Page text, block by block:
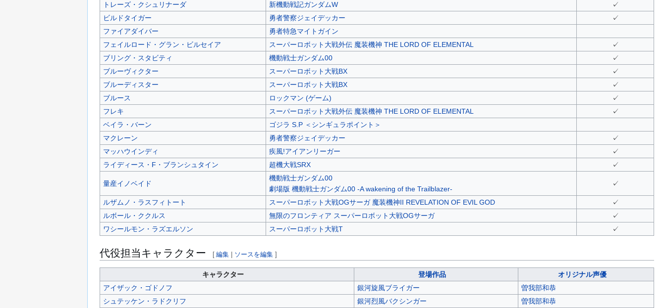
トレーズ・クシュリナーダ
新機動戦記ガンダムW
✓
ビルドタイガー
勇者警察ジェイデッカー
✓
ファイアダイバー
勇者特急マイトガイン
フェイルロード・グラン・ビルセイア
スーパーロボット大戦外伝 魔装機神 THE LORD OF ELEMENTAL
✓
ブリング・スタビティ
機動戦士ガンダム00
✓
ブルーヴィクター
スーパーロボット大戦BX
✓
ブルーディスター
スーパーロボット大戦BX
✓
ブルース
ロックマン (ゲーム)
✓
フレキ
スーパーロボット大戦外伝 魔装機神 THE LORD OF ELEMENTAL
✓
ベイラ・バーン
ゴジラ S.P ＜シンギュラポイント＞
マクレーン
勇者警察ジェイデッカー
✓
マッハウインディ
疾風!アイアンリーガー
✓
ライディース・F・ブランシュタイン
超機大戦SRX ✓
量産イノベイド
機動戦士ガンダム00
劇場版 機動戦士ガンダム00 -A wakening of the Trailblazer-
✓
ルザムノ・ラスフィトート スーパーロボット大戦OGサーガ 魔装機神II REVELATION OF EVIL GOD
✓
ルボール・ククルス
無限のフロンティア スーパーロボット大戦OGサーガ
✓
ワシールモン・ラズエルソン
スーパーロボット大戦T ✓
代役担当キャラクター [ 編集 ソースを編集 ]
キャラクター 登場作品
オリジナル声優
アイザック・ゴドノフ
銀河旋風ブライガー
曽我部和恭
シュテッケン・ラドクリフ
銀河烈風バクシンガー 曽我部和恭